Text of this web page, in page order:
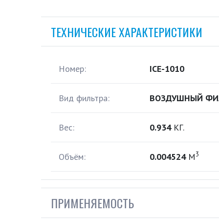
ТЕХНИЧЕСКИЕ ХАРАКТЕРИСТИКИ
Номер: ICE-1010
Вид фильтра: ВОЗДУШНЫЙ
Вес: 0.934КГ.
Объём: 0.004524М3
ПРИМЕНЯЕМОСТЬ